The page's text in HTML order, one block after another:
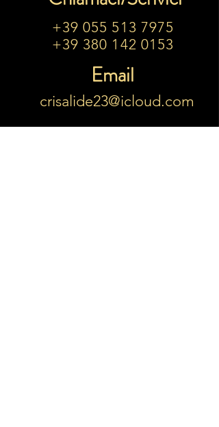
+39 055 513 7975
+39 380 142 0153
Email
crisalide23@icloud.com